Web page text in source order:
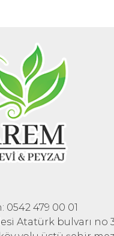
0542 479 00 01
Atatürk bulvarı no